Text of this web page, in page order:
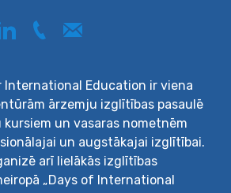
Education ir viena
ārzemju izglītības pasaulē
kursiem un vasaras nometnēm
un augstākajai izglītībai.
arī lielākās izglītības
„Days of International